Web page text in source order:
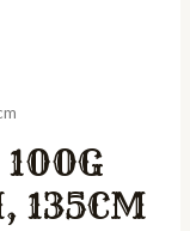
135CM